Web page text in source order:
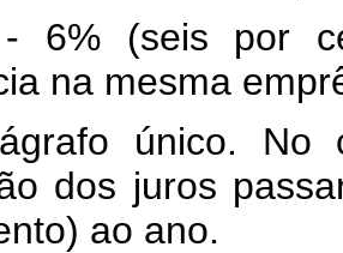
6% (seis por
na mesma
único.
dos juros
ao ano.